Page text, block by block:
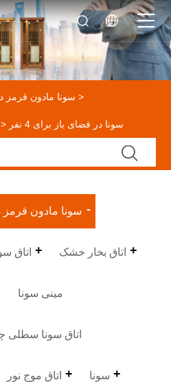
سونا مادون قرمز >
> سونا در فضای باز برای 4 نفر
سونا مادون قرمز
اتاق اتاق بخار خشک
مینی سونا
اتاق سونا سطلی
اتاق موج نور سونا